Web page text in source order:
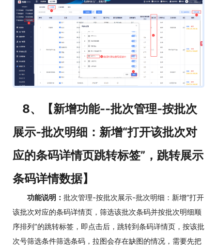
8、【新增功能--批次管理-按批次
展示-批次明细：新增“打开该批次对
应的条码详情页跳转标签”，跳转展示
条码详情数据】
功能说明： 批次管理-按批次展示-批次明细：新增“打开
该批次对应的条码详情页，筛选该批次条码并按批次明细顺
序排列”的跳转标签，即点击后，跳转到条码详情页，按该批
次号筛选条件筛选条码，拉图会存在缺图的情况，需要先把